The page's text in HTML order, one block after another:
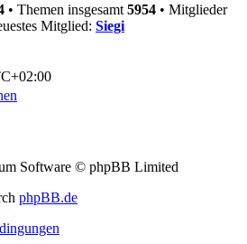
• Themen insgesamt 5954 • Mitglieder
Mitglied: Siegi
Software © phpBB Limited
phpBB.de